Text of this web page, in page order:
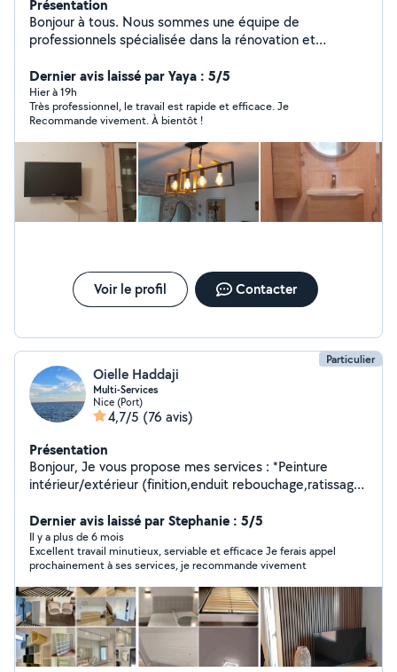
Présentation
Bonjour à tous. Nous sommes une équipe de
professionnels spécialisée dans la rénovation et
réalisons tous types de travaux : électricité, plomberie,
peinture, montage de meubles, pose de cuisines,
rénovation de salles de bain, revêtements de sol, placo,
menuiserie et bien plus encore. Nous vous garantissons
un travail soigné, des prix compétitifs, un devis gratuit et
une intervention rapide. Votre satisfaction est notre
priorité. Cordialement l'équipe Zeki.
Dernier avis laissé par Yaya : 5/5
Hier à 19h
Très professionnel, le travail est rapide et efficace. Je
Recommande vivement. À bientôt !
Voir le profil Contacter
Particulier
Oielle Haddaji
Multi-Services
Nice (Port)
4,7/5 (76 avis)
Présentation
Bonjour, Je vous propose mes services : *Peinture
intérieur/extérieur (finition,enduit rebouchage,ratissage,
portes,peinture,pose serrure,poignée *Petite
Maçonnerie (rénovation,démolition) *Petite électricité
(installation prises,spots) *Plomberie (pose
baignoire,douche,lavabo,WC,paroi de douche,joint
silicone,chasse d'eau,mitigeur, débouchage
WC,canalisation,évier)
*Réparation/montage/démontage/pose tout type de
meuble (cuisines,lit,armoire,dressing,bureau,commode)
*Revêtements sol (vinyle,PVC,lino,gazon artificiel)
Dernier avis laissé par Stephanie : 5/5
Il y a plus de 6 mois
Excellent travail minutieux, serviable et efficace Je ferais appel
prochainement à ses services, je recommande vivement